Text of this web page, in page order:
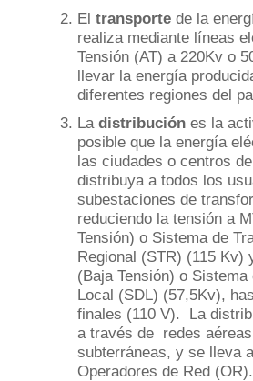
El transporte de la
realiza mediante líneas
Tensión (AT) a 220Kv o
llevar la energía
diferentes regiones del
La distribución es la
posible que la energía
las ciudades o centros
distribuya a todos los
subestaciones de
reduciendo la tensión a
Tensión) o Sistema de
Regional (STR) (115 Kv)
(Baja Tensión) o
Local (SDL) (57,5Kv),
finales (110 V). La
a través de redes aéreas
subterráneas, y se lleva
Operadores de Red (OR).